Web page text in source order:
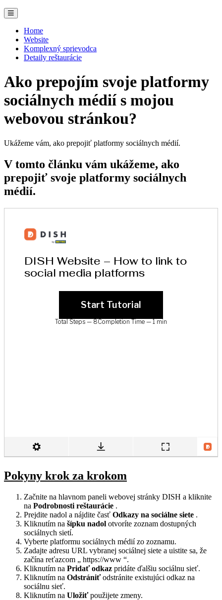
Home
Website
Komplexný sprievodca
Detaily reštaurácie
Ako prepojím svoje platformy
sociálnych médií s mojou
webovou stránkou?
Ukážeme vám, ako prepojiť platformy sociálnych médií.
V tomto článku vám ukážeme, ako
prepojiť svoje platformy sociálnych
médií.
Pokyny krok za krokom
Začnite na hlavnom paneli webovej stránky DISH a kliknite
na Podrobnosti reštaurácie .
Prejdite nadol a nájdite časť Odkazy na sociálne siete .
Kliknutím na šípku nadol otvoríte zoznam dostupných
sociálnych sietí.
Vyberte platformu sociálnych médií zo zoznamu.
Zadajte adresu URL vybranej sociálnej siete a uistite sa, že
začína reťazcom „ https://www “.
Kliknutím na Pridať odkaz pridáte ďalšiu sociálnu sieť.
Kliknutím na Odstrániťodstránite existujúci odkaz na
sociálnu sieť.
Kliknutím na Uložiťpoužijete zmeny.